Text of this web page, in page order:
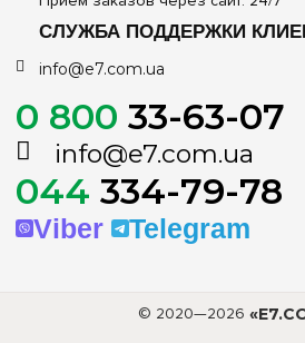
СЛУЖБА ПОДДЕРЖКИ
info@e7.com.ua
0 800 33-63-07
info@e7.com.ua
044 334-79-78
Viber Telegram
© 2020—2026